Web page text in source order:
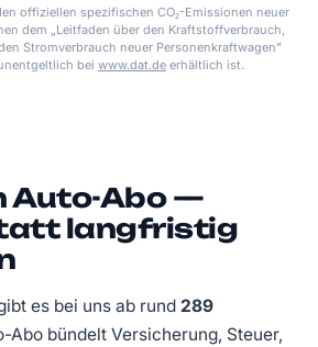
offiziellen spezifischen CO₂-Emissionen neuer
dem „Leitfaden über den Kraftstoffverbrauch,
Stromverbrauch neuer Personenkraftwagen"
bei www.dat.de erhältlich ist.
Auto-Abo —
langfristig
es bei uns ab rund 289
Abo bündelt Versicherung, Steuer,